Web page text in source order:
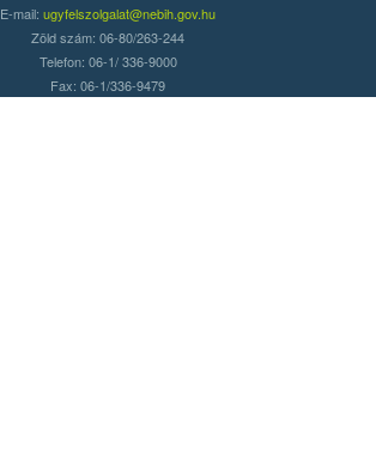
E-mail: ugyfelszolgalat@nebih.gov.hu
Zöld szám: 06-80/263-244
Telefon: 06-1/ 336-9000
Fax: 06-1/336-9479